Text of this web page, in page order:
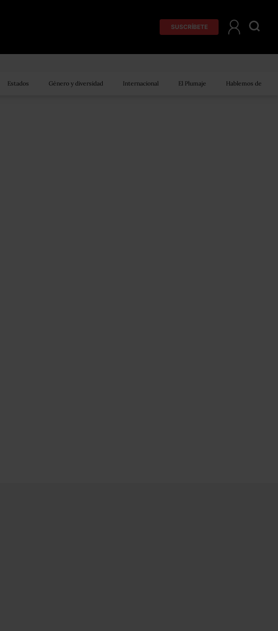
SUSCRÍBETE
Estados Género y diversidad Internacional El Plumaje Hablemos de